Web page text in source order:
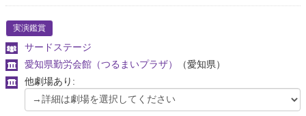
実演鑑賞
サードステージ
愛知県勤労会館（つるまいプラザ）
（愛知県）
他劇場あり: